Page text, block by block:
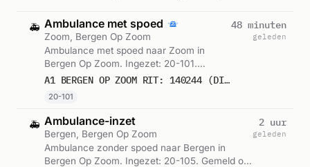
🚑 Ambulance met spoed
Zoom, Bergen Op Zoom
Ambulance met spoed naar Zoom in
Bergen Op Zoom. Ingezet: 20-101.
Gemeld om 19:38.
A1 BERGEN OP ZOOM RIT: 140244 (DIRECTE INZET: JA)
20-101
48 minuten
geleden
🚑 Ambulance-inzet
Bergen, Bergen Op Zoom
Ambulance zonder spoed naar Bergen in
Bergen Op Zoom. Ingezet: 20-105. Gemeld om
2 uur
geleden